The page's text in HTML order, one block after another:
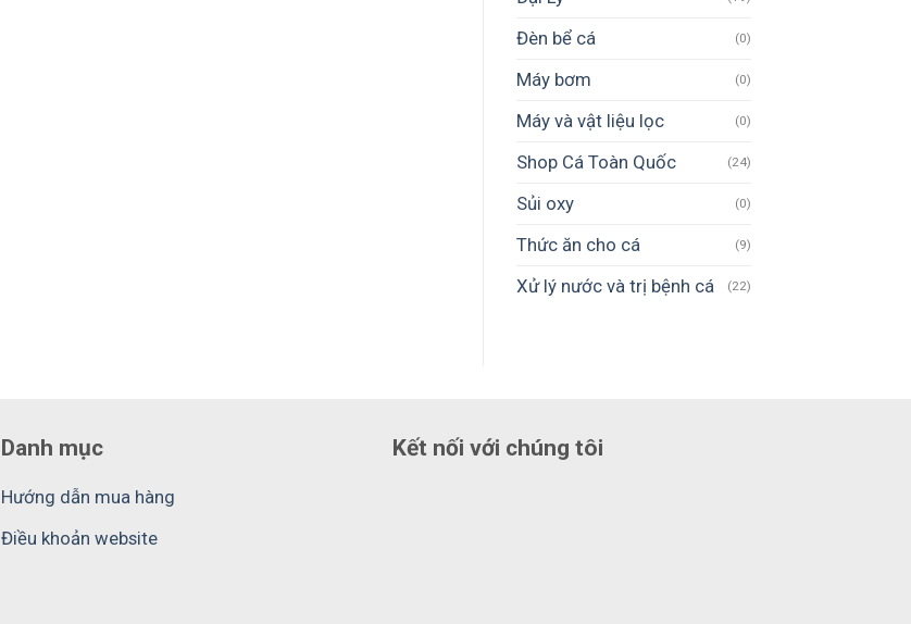
Đèn bể cá (0)
Máy bơm (0)
Máy và vật liệu lọc (0)
Shop Cá Toàn Quốc (24)
Sủi oxy (0)
Thức ăn cho cá (9)
Xử lý nước và trị bệnh cá (22)
Danh mục
Hướng dẫn mua hàng
Điều khoản website
Kết nối với chúng tôi